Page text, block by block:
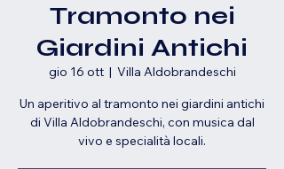
Tramonto nei
Giardini Antichi
gio 16 ott
  |
Villa Aldobrandeschi
Un aperitivo al tramonto nei giardini antichi
di Villa Aldobrandeschi, con musica dal
vivo e specialità locali.